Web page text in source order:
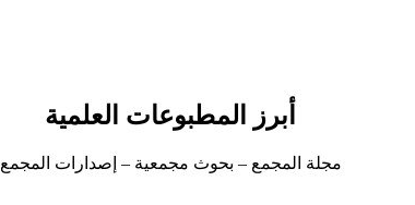
أبرز المطبوعات العلمية
مجلة المجمع – بحوث مجمعية – إصدارات المجمع